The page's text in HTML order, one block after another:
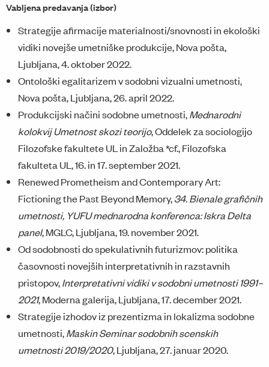
Vabljena predavanja (izbor)
Strategije afirmacije materialnosti/snovnosti in ekološki
vidiki novejše umetniške produkcije, Nova pošta,
Ljubljana, 4. oktober 2022.
Ontološki egalitarizem v sodobni vizualni umetnosti,
Nova pošta, Ljubljana, 26. april 2022.
Produkcijski načini sodobne umetnosti,Mednarodni
kolokvijUmetnost skozi teorijo, Oddelek za sociologijo
Filozofske fakultete UL in Založba *cf., Filozofska
fakulteta UL, 16. in 17. september 2021.
Renewed Prometheism and Contemporary Art:
Fictioning the Past Beyond Memory,34. Bienale grafičnih
umetnosti, YUFU mednarodna konferenca: Iskra Delta
panel, MGLC, Ljubljana, 19. november 2021.
Od sodobnosti do spekulativnih futurizmov: politika
časovnosti novejših interpretativnih in razstavnih
pristopov,Interpretativni vidiki v sodobni umetnosti 1991–
2021, Moderna galerija, Ljubljana, 17. december 2021.
Strategije izhodov iz prezentizma in lokalizma sodobne
umetnosti,Maskin Seminar sodobnih scenskih
umetnosti 2019/2020, Ljubljana, 27. januar 2020.